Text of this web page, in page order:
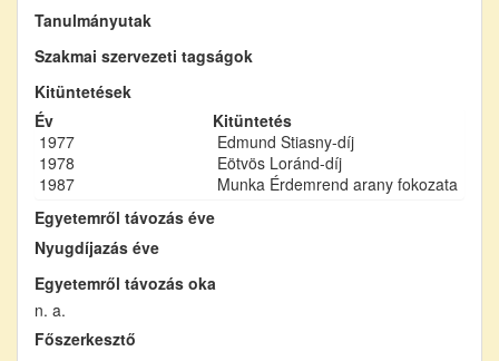
Tanulmányutak
Szakmai szervezeti tagságok
Kitüntetések
Év
Kitüntetés
1977
Edmund Stiasny-díj
1978
Eötvös Loránd-díj
1987
Munka Érdemrend arany fokozata
Egyetemről távozás éve
Nyugdíjazás éve
Egyetemről távozás oka
n. a.
Főszerkesztő